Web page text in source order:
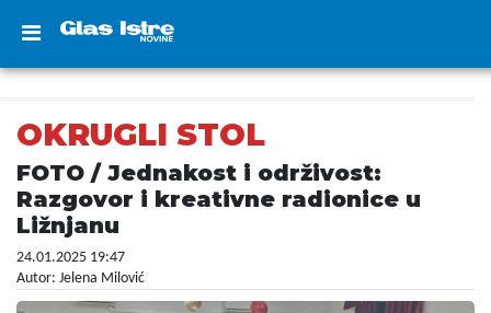
OKRUGLI STOL
FOTO / Jednakost i održivost:
Razgovor i kreativne radionice u
Ližnjanu
24.01.2025 19:47
Autor: Jelena Milović